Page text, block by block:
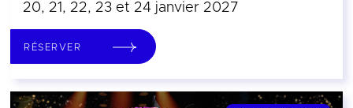
20, 21, 22, 23 et 24 janvier 2027
RÉSERVER